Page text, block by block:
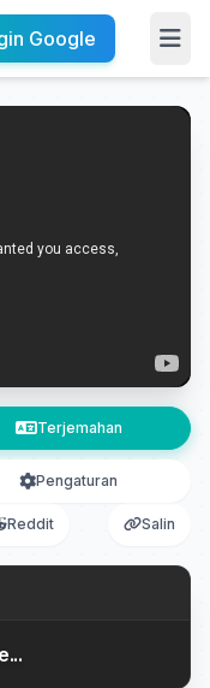
Google
Terjemahan
Pengaturan
Reddit Salin